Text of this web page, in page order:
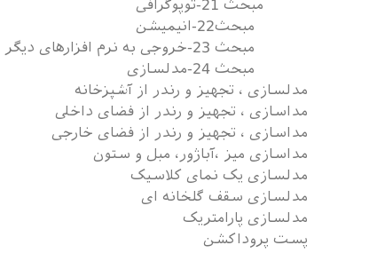
مبحث 21-توپوگرافی
مبحث22-انیمیشن
مبحث 23-خروجی به نرم افزارهای دیگر
مبحث 24-مدلسازی
مدلسازی ، تجهیز و رندر از آشپزخانه
مداسازی ، تجهیز و رندر از فضای داخلی
مداسازی ، تجهیز و رندر از فضای خارجی
مداسازی میز ،آباژور، مبل و ستون
مدلسازی یک نمای کلاسیک
مدلسازی سقف گلخانه ای
مدلسازی پارامتریک
پست پروداکشن